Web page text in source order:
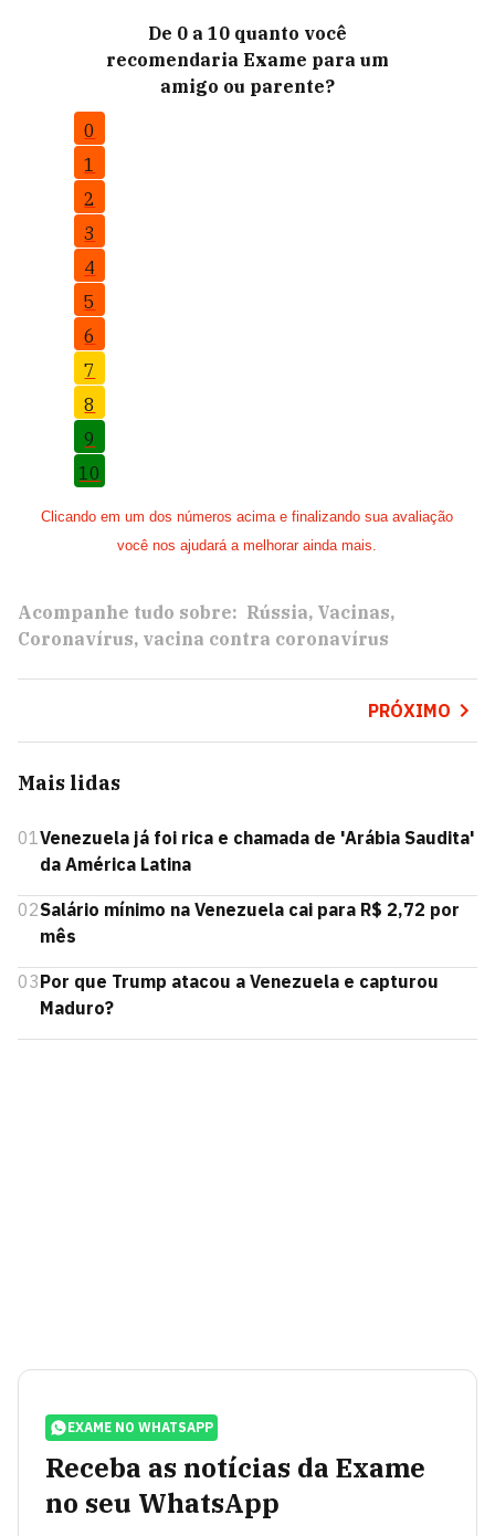
De 0 a 10 quanto você
recomendaria Exame para um
amigo ou parente?
0
1
2
3
4
5
6
7
8
9
10
Clicando em um dos números acima e finalizando sua avaliação
você nos ajudará a melhorar ainda mais.
Acompanhe tudo sobre: Rússia Vacinas
Coronavírus vacina contra coronavírus
PRÓXIMO
Mais lidas
01Venezuela já foi rica e chamada de 'Arábia Saudita'
da América Latina
02Salário mínimo na Venezuela cai para R$ 2,72 por
mês
03Por que Trump atacou a Venezuela e capturou
Maduro?
EXAME NO WHATSAPP
Receba as notícias da Exame
no seu WhatsApp